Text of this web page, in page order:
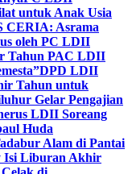
untuk Anak Usia
CERIA: Asrama
oleh PC LDII
Tahun PAC LDII
DPD LDII
Tahun untuk
Gelar Pengajian
LDII Soreang
Huda
Alam di Pantai
Isi Liburan Akhir